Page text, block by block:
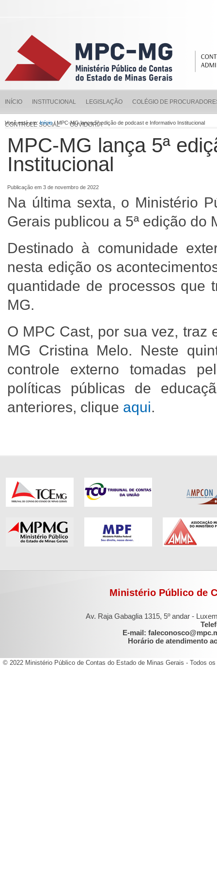
INÍCIO INSTITUCIONAL LEGISLAÇÃO COLÉGIO DE
CONTROLE SOCIAL OUVIDORIA
Você está em:Início/ MPC-MG lança 5ª edição de podcast e Informativo Institucional
MPC-MG lança 5ª
Institucional
Publicação em 3 de novembro de 2022
Na última sexta, o Ministério
Gerais publicou a 5ª edição
Destinado à comunidade
nesta edição os
quantidade de processos que
MG.
O MPC Cast, por sua vez, traz
MG Cristina Melo. Neste
controle externo tomadas
políticas públicas de
anteriores, clique aqui.
Ministério Público de
Av. Raja Gabaglia 1315, 5º andar -
E-mail:
Horário de atendimento
© 2022 Ministério Público de Contas do Estado de Minas Gerais - Todos